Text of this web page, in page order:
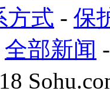
方式 - 保
全部新闻